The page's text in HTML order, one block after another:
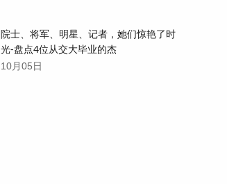
院士、将军、明星、记者，她们惊艳了时
光-盘点4位从交大毕业的杰
10月05日